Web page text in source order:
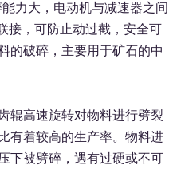
力大，电动机与减速器之间
接，可防止动过截，安全可
的破碎，主要用于矿石的中
高速旋转对物料进行劈裂
有着较高的生产率。物料进
下被劈碎，遇有过硬或不可